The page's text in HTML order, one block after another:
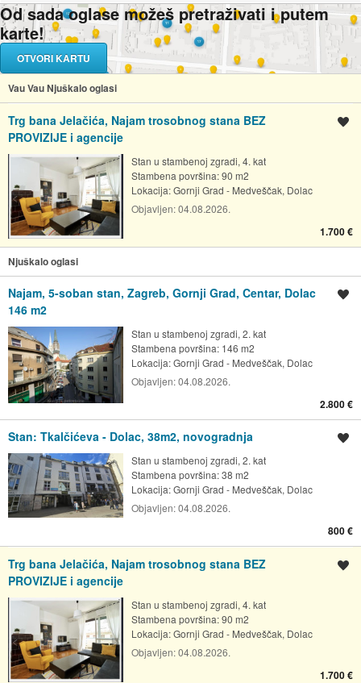
Od sada oglase možeš pretraživati i putem
karte!
OTVORI KARTU
Vau Vau Njuškalo oglasi
Trg bana Jelačića, Najam trosobnog stana BEZ
PROVIZIJE i agencije
Stan u stambenoj zgradi, 4. kat
Stambena površina: 90 m2
Lokacija:Gornji Grad - Medveščak, Dolac
Objavljen:04.08.2026.
1.700 €
Njuškalo oglasi
Najam, 5-soban stan, Zagreb, Gornji Grad, Centar, Dolac
146 m2
Stan u stambenoj zgradi, 2. kat
Stambena površina: 146 m2
Lokacija:Gornji Grad - Medveščak, Dolac
Objavljen:04.08.2026.
2.800 €
Stan: Tkalčićeva - Dolac, 38m2, novogradnja
Stan u stambenoj zgradi, 2. kat
Stambena površina: 38 m2
Lokacija:Gornji Grad - Medveščak, Dolac
Objavljen:04.08.2026.
800 €
Trg bana Jelačića, Najam trosobnog stana BEZ
PROVIZIJE i agencije
Stan u stambenoj zgradi, 4. kat
Stambena površina: 90 m2
Lokacija:Gornji Grad - Medveščak, Dolac
Objavljen:04.08.2026.
1.700 €